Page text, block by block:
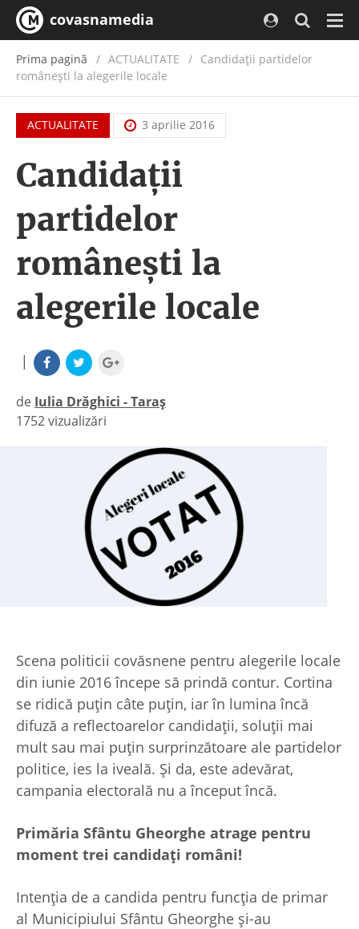
covasnamedia
Prima pagină ACTUALITATE / Candidații partidelor
românești la alegerile locale
ACTUALITATE 3 aprilie 2016
Candidații
partidelor
românești la
alegerile locale
|
de Iulia Drăghici - Taraș
|
1752 vizualizări
Scena politicii covăsnene pentru alegerile locale
din iunie 2016 începe să prindă contur. Cortina
se ridică puțin câte puțin, iar în lumina încă
difuză a reflectoarelor candidații, soluții mai
mult sau mai puțin surprinzătoare ale partidelor
politice, ies la iveală. Și da, este adevărat,
campania electorală nu a început încă.
Primăria Sfântu Gheorghe atrage pentru
moment trei candidați români!
Intenția de a candida pentru funcția de primar
al Municipiului Sfântu Gheorghe și-au